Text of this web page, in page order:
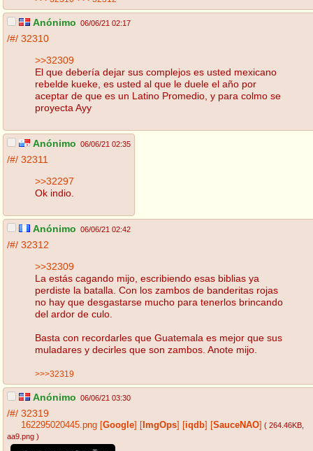
Anónimo 06/06/21 02:17
/#/ 32310
>>32309
El que debería dejar sus complejos es usted mexicano
rebelde kueke, es usted al que le duele el año por
aceptar de que es un Latino Promedio, y para colmo se
proyecta Ayy
Anónimo 06/06/21 02:35
/#/ 32311
>>32297
Ok indio.
Anónimo 06/06/21 02:42
/#/ 32312
>>32309
La estás cagando mijo, escribiendo esas biblias ya
perdiste la batalla. Con los zambos de banderitas rojas
no hay que desgastarse mucho para tenerlos brincando
del ardor de culo.
Basta con recordarles que Guatemala es mejor que sus
muladares y decirles que son zambos. Anote mijo.
>>>32319
Anónimo 06/06/21 03:30
/#/ 32319
162295020445.png Google ImgOps iqdb SauceNAO ( 264.46KB,
aa9.png )